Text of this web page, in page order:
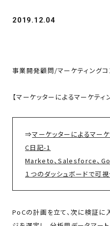
2019.12.04
事業開発顧問/マーケティングコ
【マーケッターによるマーケテ
⇒マーケッターによるマー
C日記-1
Marketo、Salesforce、
１つのダッシュボードで可
PoCの計画を立て、次に検証に